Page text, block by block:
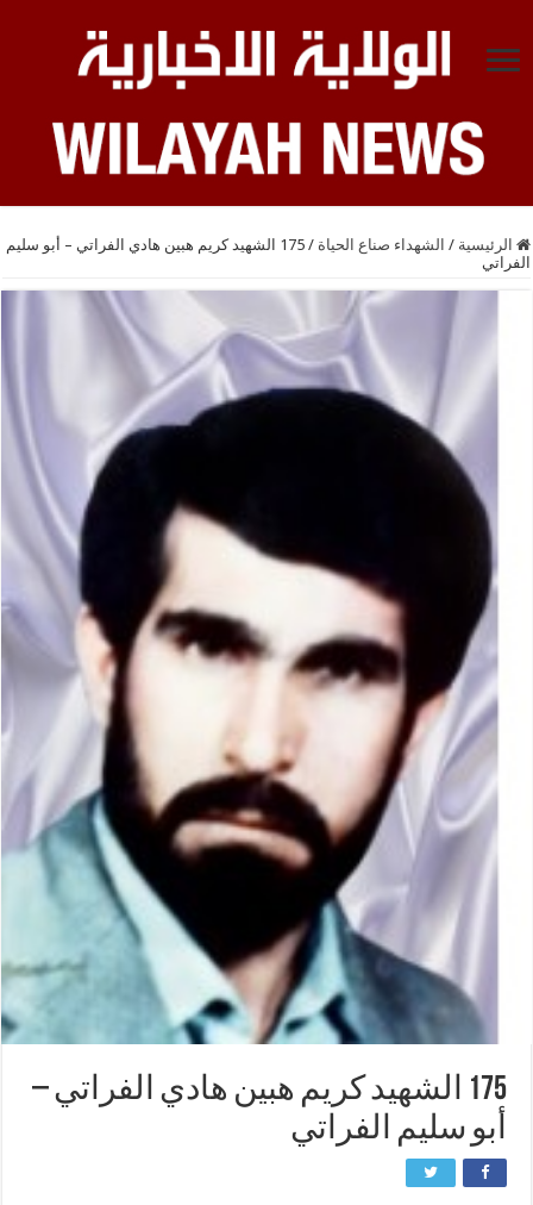
الرئيسية / الشهداء صناع الحياة /
175 الشهيد كريم هبين هادي الفراتي – أبو سليم
الفراتي
175 الشهيد كريم هبين هادي الفراتي –
أبو سليم الفراتي